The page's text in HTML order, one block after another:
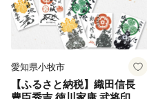
愛知県小牧市
【ふるさと納税】織田信長